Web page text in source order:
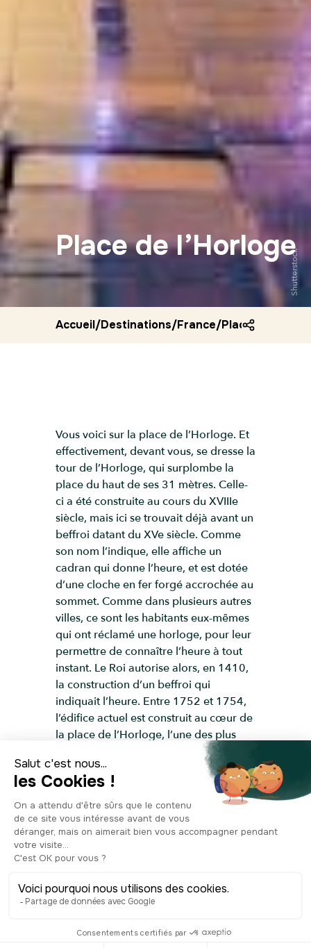
Place de l’Horloge
Shutterstock
Accueil/Destinations/France/Place de l
Vous voici sur la place de l’Horloge. Et
effectivement, devant vous, se dresse la
tour de l’Horloge, qui surplombe la
place du haut de ses 31 mètres. Celle-
ci a été construite au cours du XVIIIe
siècle, mais ici se trouvait déjà avant un
beffroi datant du XVe siècle. Comme
son nom l’indique, elle affiche un
cadran qui donne l’heure, et est dotée
d’une cloche en fer forgé accrochée au
sommet. Comme dans plusieurs autres
villes, ce sont les habitants eux-mêmes
qui ont réclamé une horloge, pour leur
permettre de connaître l’heure à tout
instant. Le Roi autorise alors, en 1410,
la construction d’un beffroi qui
indiquait l’heure. Entre 1752 et 1754,
l’édifice actuel est construit au cœur de
la place de l’Horloge, l’une des plus
animées de la ville. N’hésitez pas à faire
un petit tour, vous y trouverez des bars,
des restaurants, et des boutiques
idéales pour une petite séance de
shopping improvisée.